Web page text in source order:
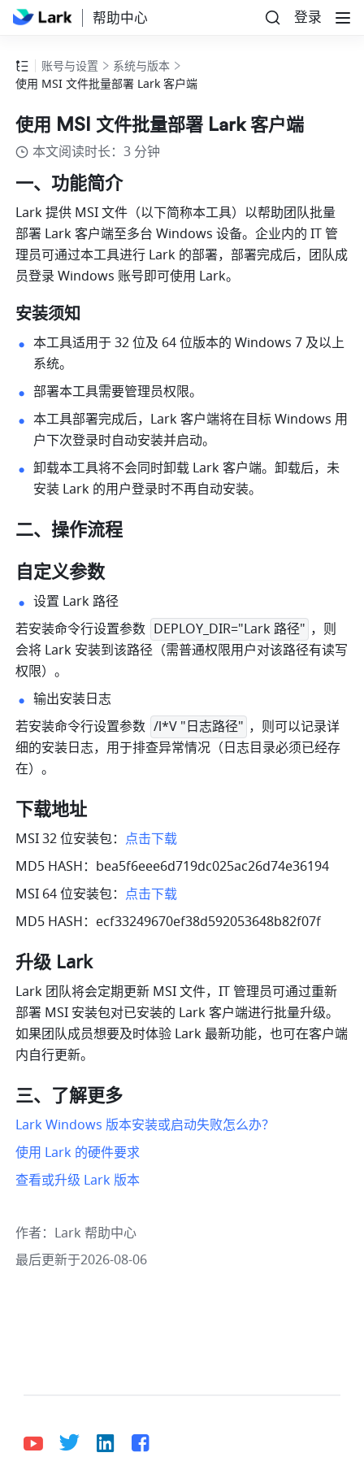
帮助中心 登录
账号与设置
系统与版本
使用 MSI 文件批量部署 Lark 客户端
使用 MSI 文件批量部署 Lark 客户端
本文阅读时长：3 分钟
一、功能简介
Lark 提供 MSI 文件（以下简称本工具）以帮助团队批量
部署 Lark 客户端至多台 Windows 设备。企业内的 IT 管
理员可通过本工具进行 Lark 的部署，部署完成后，团队成
员登录 Windows 账号即可使用 Lark。
安装须知
本工具适用于 32 位及 64 位版本的 Windows 7 及以上
系统。
部署本工具需要管理员权限。
本工具部署完成后，Lark 客户端将在目标 Windows 用
户下次登录时自动安装并启动。
卸载本工具将不会同时卸载 Lark 客户端。卸载后，未
安装 Lark 的用户登录时不再自动安装。
二、操作流程
自定义参数
设置 Lark 路径
若安装命令行设置参数 DEPLOY_DIR="Lark 路径" ，则
会将 Lark 安装到该路径（需普通权限用户对该路径有读写
权限）。
输出安装日志
若安装命令行设置参数 /l*V "日志路径" ，则可以记录详
细的安装日志，用于排查异常情况（日志目录必须已经存
在）。
下载地址
MSI 32 位安装包： 点击下载
MD5 HASH：bea5f6eee6d719dc025ac26d74e36194
MSI 64 位安装包： 点击下载
MD5 HASH：ecf33249670ef38d592053648b82f07f
升级 Lark
Lark 团队将会定期更新 MSI 文件，IT 管理员可通过重新
部署 MSI 安装包对已安装的 Lark 客户端进行批量升级。
如果团队成员想要及时体验 Lark 最新功能，也可在客户端
内自行更新。
三、了解更多
Lark Windows 版本安装或启动失败怎么办？
使用 Lark 的硬件要求
查看或升级 Lark 版本
作者： Lark 帮助中心
最后更新于2026-08-06